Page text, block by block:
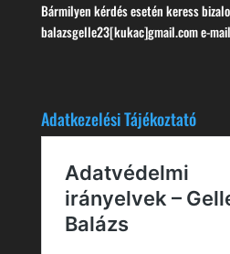
Bármilyen kérdés esetén keress
balazsgelle23[kukac]gmail.com e-
Adatkezelési Tájékoztató